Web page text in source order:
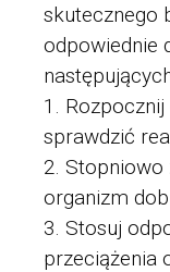
skutecznego
odpowiednie
sprawdzić
Stopniowo
organizm
Stosuj
przeciążenia